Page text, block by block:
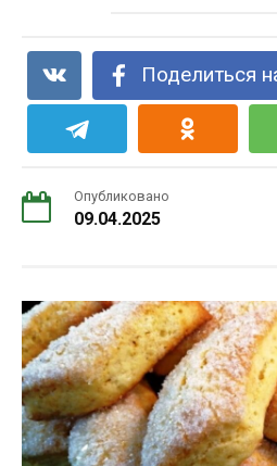
Поделиться
Опубликовано
09.04.2025